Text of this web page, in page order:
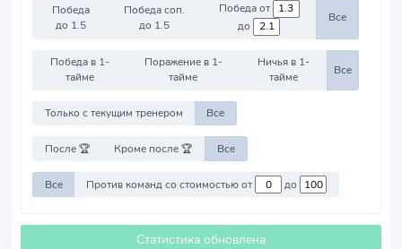
Победа
до 1.5
Победа соп.
до 1.5
Победа от
до
Все
Победа в 1-
тайме
Поражение в 1-
тайме
Ничья в 1-
тайме
Все
Только с текущим тренером Все
После 🏆 Кроме после 🏆 Все
Все Против команд со стоимостью от до
Статистика обновлена